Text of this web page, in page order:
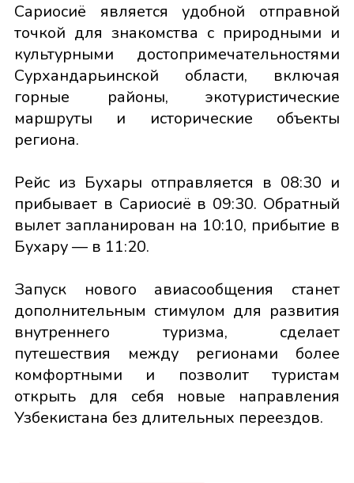
Сариосиё является удобной отправной
точкой для знакомства с природными и
культурными достопримечательностями
Сурхандарьинской области, включая
горные районы, экотуристические
маршруты и исторические объекты
региона.
Рейс из Бухары отправляется в 08:30 и
прибывает в Сариосиё в 09:30. Обратный
вылет запланирован на 10:10, прибытие в
Бухару — в 11:20.
Запуск нового авиасообщения станет
дополнительным стимулом для развития
внутреннего туризма, сделает
путешествия между регионами более
комфортными и позволит туристам
открыть для себя новые направления
Узбекистана без длительных переездов.